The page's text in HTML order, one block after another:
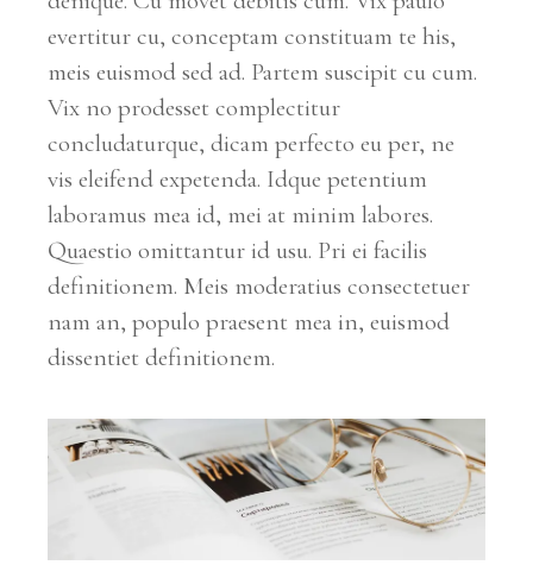
evertitur cu, conceptam constituam te his,
meis euismod sed ad. Partem suscipit cu cum.
Vix no prodesset complectitur
concludaturque, dicam perfecto eu per, ne
vis eleifend expetenda. Idque petentium
laboramus mea id, mei at minim labores.
Quaestio omittantur id usu. Pri ei facilis
definitionem. Meis moderatius consectetuer
nam an, populo praesent mea in, euismod
dissentiet definitionem.